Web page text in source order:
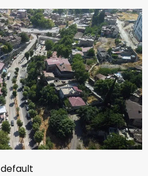
default